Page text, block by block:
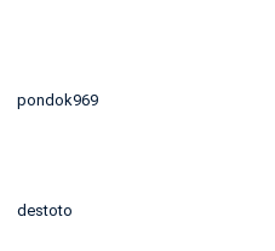
pondok969
destoto